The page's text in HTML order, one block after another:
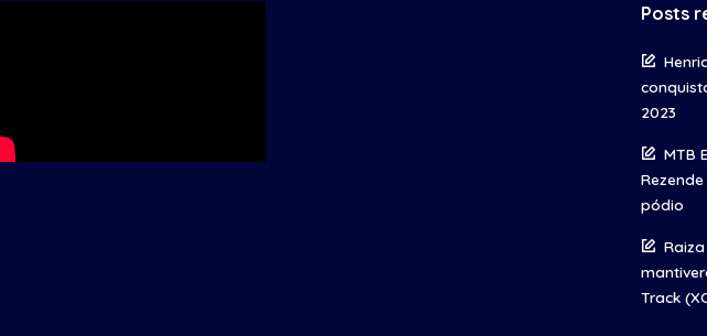
Posts
2023
MTB
pódio
Track